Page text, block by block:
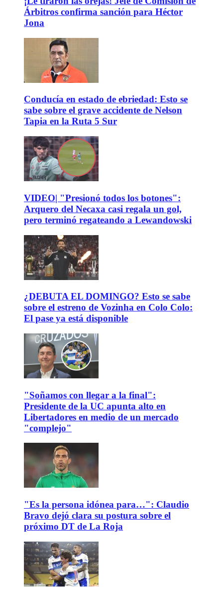
Árbitros confirma sanción para Héctor
Jona
Conducía en estado de ebriedad: Esto se
sabe sobre el grave accidente de Nelson
Tapia en la Ruta 5 Sur
VIDEO| "Presionó todos los botones":
Arquero del Necaxa casi regala un gol,
pero terminó regateando a Lewandowski
¿DEBUTA EL DOMINGO? Esto se sabe
sobre el estreno de Vozinha en Colo Colo:
El pase ya está disponible
"Soñamos con llegar a la final":
Presidente de la UC apunta alto en
Libertadores en medio de un mercado
"complejo"
"Es la persona idónea para…": Claudio
Bravo dejó clara su postura sobre el
próximo DT de La Roja